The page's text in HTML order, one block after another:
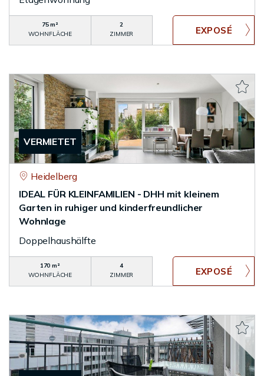
75 m²
WOHNFLÄCHE
2
ZIMMER
VERMIETET
Heidelberg
IDEAL FÜR KLEINFAMILIEN - DHH mit kleinem
Garten in ruhiger und kinderfreundlicher
Wohnlage
Doppelhaushälfte
170 m²
WOHNFLÄCHE
4
ZIMMER